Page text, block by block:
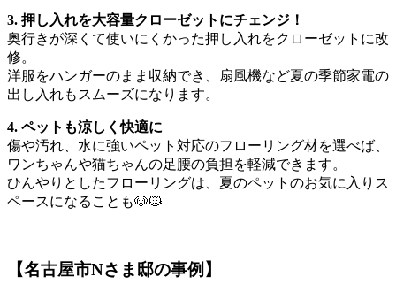
3. 押し入れを大容量クローゼットにチェンジ！
奥行きが深くて使いにくかった押し入れをクローゼットに改
修。
洋服をハンガーのまま収納でき、扇風機など夏の季節家電の
出し入れもスムーズになります。
4. ペットも涼しく快適に
傷や汚れ、水に強いペット対応のフローリング材を選べば、
ワンちゃんや猫ちゃんの足腰の負担を軽減できます。
ひんやりとしたフローリングは、夏のペットのお気に入りス
ペースになることも🐶🐱
【名古屋市Nさま邸の事例】